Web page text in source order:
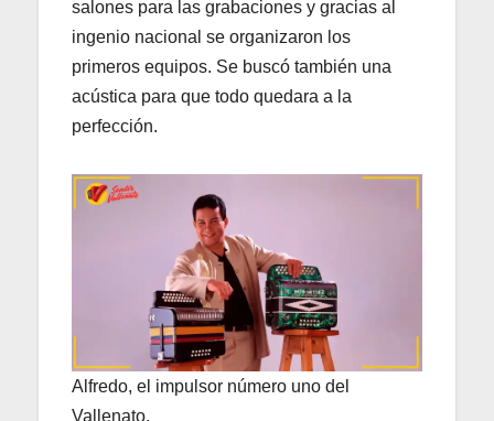
salones para las grabaciones y gracias al
ingenio nacional se organizaron los
primeros equipos. Se buscó también una
acústica para que todo quedara a la
perfección.
Alfredo, el impulsor número uno del
Vallenato.